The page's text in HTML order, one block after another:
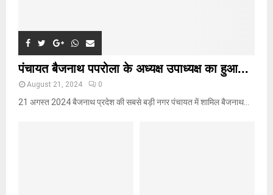
पंचायत बैजनाथ पपरोला के अध्यक्ष उपाध्यक्ष का हुआ...
August 21, 2024 0
21 अगस्त 2024 बैजनाथ प्रदेश की सबसे बड़ी नगर पंचायत में शामिल बैजनाथ...